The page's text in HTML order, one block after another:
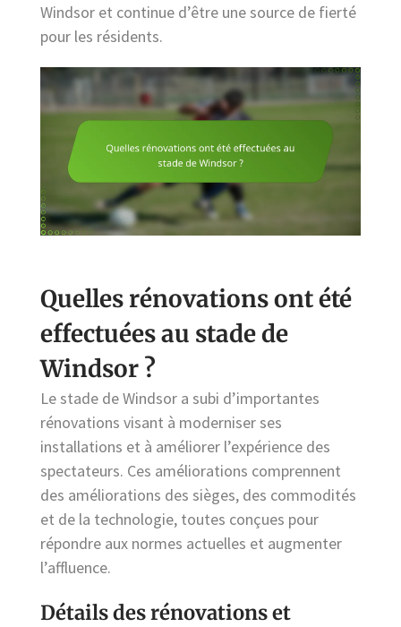
Windsor et continue d’être une source de fierté
pour les résidents.
Quelles rénovations ont été
effectuées au stade de
Windsor ?
Le stade de Windsor a subi d’importantes
rénovations visant à moderniser ses
installations et à améliorer l’expérience des
spectateurs. Ces améliorations comprennent
des améliorations des sièges, des commodités
et de la technologie, toutes conçues pour
répondre aux normes actuelles et augmenter
l’affluence.
Détails des rénovations et